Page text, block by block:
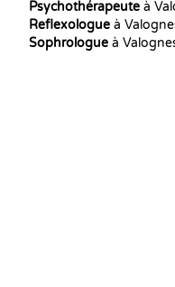
Psychothérapeute à
Reflexologue à
Sophrologue à